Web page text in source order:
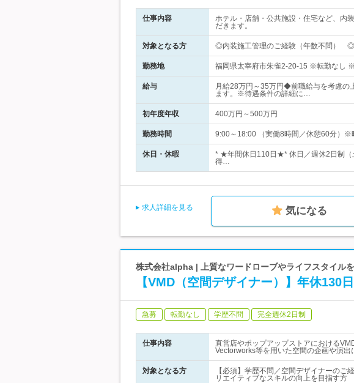
仕事内容
ホテル・店舗・公共施設・住宅など、内
だきます。
対象となる方 ◎内装施工管理のご経験（年数不問） ◎
勤務地 福岡県太宰府市朱雀2-20-15 ※転勤なし
給与
月給28万円～35万円◆前職給与を考慮の
ます。※待遇条件の詳細に…
初年度年収 400万円～500万円
勤務時間 9:00～18:00 （実働8時間／休憩60分）※
休日・休暇
* ★年間休日110日★* 休日／週休2日制（
得…
求人詳細を見る 気になる
株式会社alpha | 上質なワードローブやライフスタイル
【VMD（空間デザイナー）】年休130
急募 転勤なし 学歴不問 完全週休2日制
仕事内容
直営店やポップアップストアにおける
Vectorworks等を用いた空間の企画や演出
対象となる方
【必須】学歴不問／空間デザイナーのご
リエイティブなスキルの向上を目指す方